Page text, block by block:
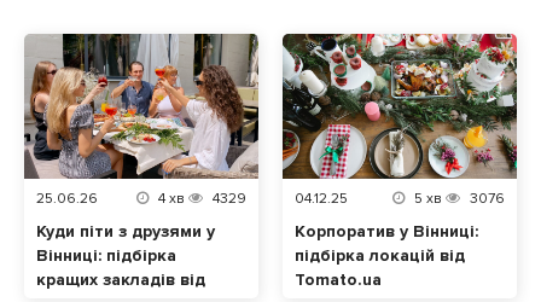
25.06.26 4 хв 4329
Куди піти з друзями у
Вінниці: підбірка
кращих закладів від
04.12.25 5 хв 3076
Корпоратив у Вінниці:
підбірка локацій від
Tomato.ua